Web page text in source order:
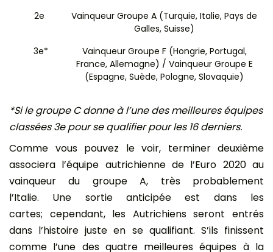
2e
Vainqueur Groupe A (Turquie, Italie, Pays de
Galles, Suisse)
3e*
Vainqueur Groupe F (Hongrie, Portugal,
France, Allemagne) / Vainqueur Groupe E
(Espagne, Suède, Pologne, Slovaquie)
*Si le groupe C donne à l’une des meilleures équipes
classées 3e pour se qualifier pour les 16 derniers.
Comme vous pouvez le voir, terminer deuxième
associera l’équipe autrichienne de l’Euro 2020 au
vainqueur du groupe A, très probablement
l’Italie. Une sortie anticipée est dans les
cartes; cependant, les Autrichiens seront entrés
dans l’histoire juste en se qualifiant. S’ils finissent
comme l’une des quatre meilleures équipes à la